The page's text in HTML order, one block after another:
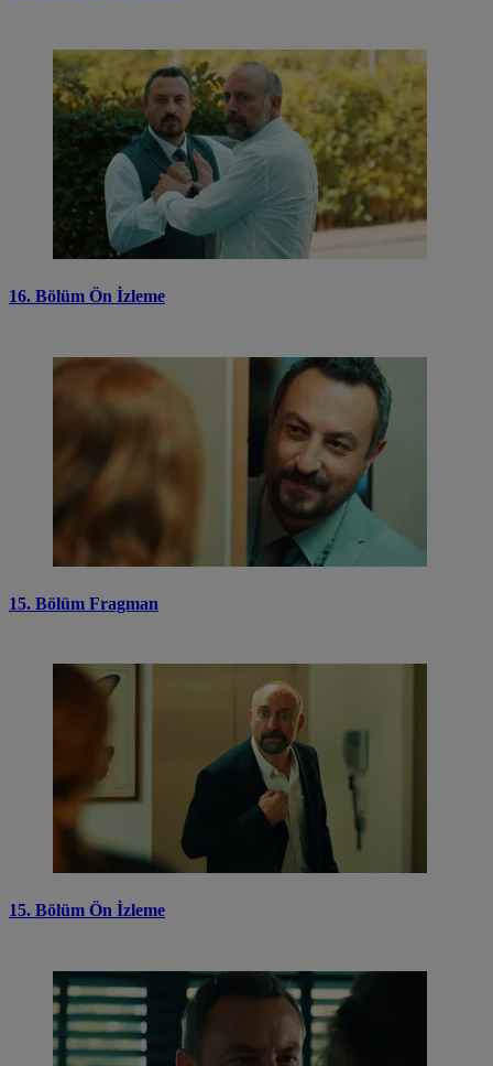
16. Bölüm Ön İzleme
15. Bölüm Fragman
15. Bölüm Ön İzleme